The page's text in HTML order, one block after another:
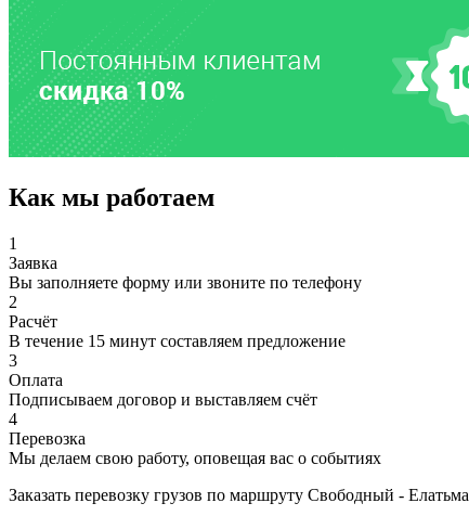
Как мы работаем
1
Заявка
Вы заполняете форму или звоните по телефону
2
Расчёт
В течение 15 минут составляем предложение
3
Оплата
Подписываем договор и выставляем счёт
4
Перевозка
Мы делаем свою работу, оповещая вас о событиях
Заказать перевозку грузов по маршруту Свободный - Елатьма